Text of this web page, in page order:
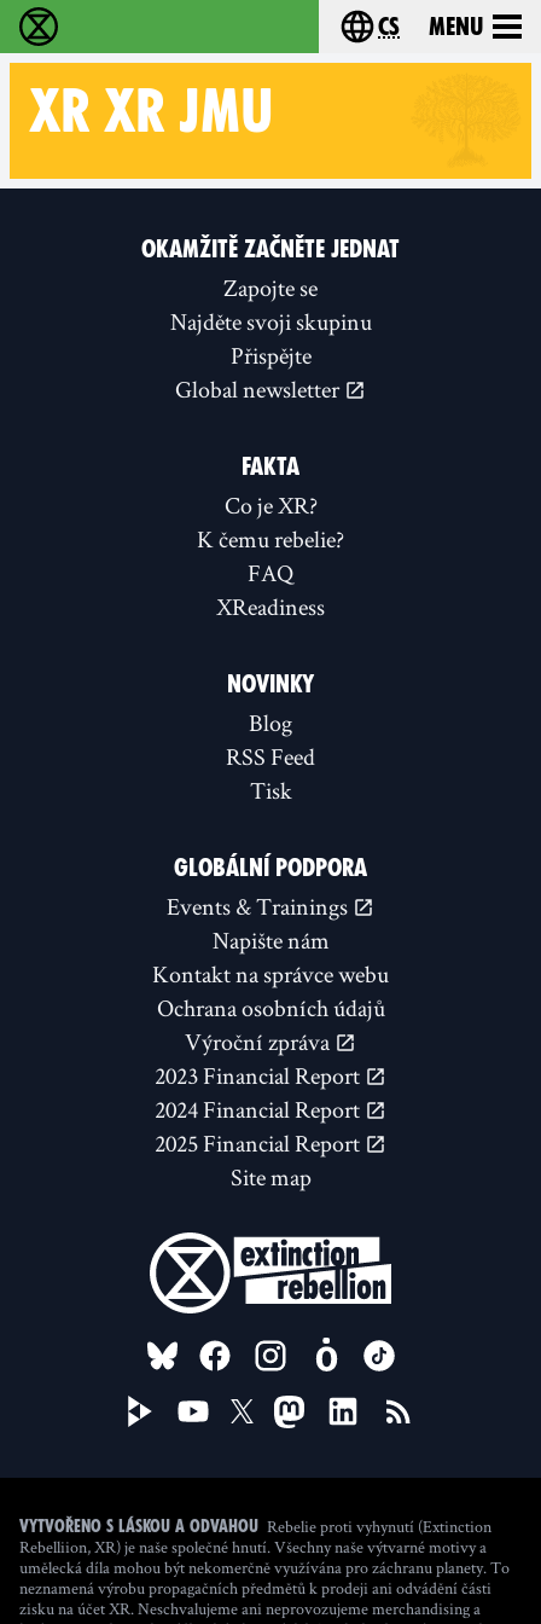
Rebelie proti vyhynutí - Home Choose your
cs Menu
XR XR JMU
OKAMŽITĚ ZAČNĚTE JEDNAT
Zapojte se
Najděte svoji skupinu
Přispějte
Global newsletter
FAKTA
Co je XR?
K čemu rebelie?
FAQ
XReadiness
NOVINKY
Blog
RSS Feed
Tisk
GLOBÁLNÍ PODPORA
Events & Trainings
Napište nám
Kontakt na správce webu
Ochrana osobních údajů
Výroční zpráva
2023 Financial Report
2024 Financial Report
2025 Financial Report
Site map
FOLLOW US ON
Vytvořeno s láskou a odvahou Rebelie proti vyhynutí (Extinction
Rebelliion, XR) je naše společné hnutí. Všechny naše výtvarné motivy a
umělecká díla mohou být nekomerčně využívána pro záchranu planety. To
neznamená výrobu propagačních předmětů k prodeji ani odvádění části
zisku na účet XR. Neschvalujeme ani neprovozujeme merchandising a